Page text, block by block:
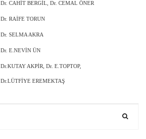
Dr. CAHİT BERGİL, Dr. CEMAL ÖNER
Dr. RAİFE TORUN
Dr. SELMA AKRA
Dr. E.NEVİN ÜN
Dr.KUTAY AKPİR, Dr. E.TOPTOP,
Dr.LÜTFİYE EREMEKTAŞ